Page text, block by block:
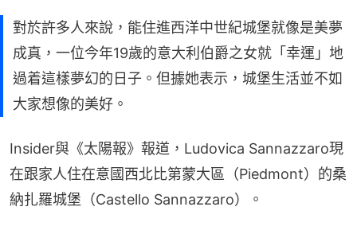
對於許多人來說，能住進西洋中世紀城堡就像是美夢
成真，一位今年19歲的意大利伯爵之女就「幸運」地
過着這樣夢幻的日子。但據她表示，城堡生活並不如
大家想像的美好。
Insider與《太陽報》報道，Ludovica Sannazzaro現
在跟家人住在意國西北比第蒙大區（Piedmont）的桑
納扎羅城堡（Castello Sannazzaro）。